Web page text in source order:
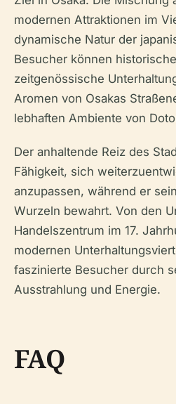
modernen Attraktionen im
dynamische Natur der
Besucher können
zeitgenössische
Aromen von Osakas
lebhaften Ambiente von
Der anhaltende Reiz des
Fähigkeit, sich
anzupassen, während er
Wurzeln bewahrt. Von den
Handelszentrum im 17.
modernen
faszinierte Besucher durch
Ausstrahlung und Energie.
FAQ